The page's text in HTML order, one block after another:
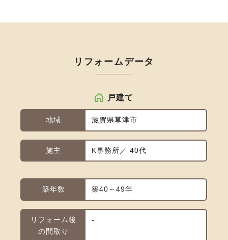
リフォームデータ
戸建て
地域 滋賀県草津市
施主 K事務所／ 40代
築年数 築40～49年
リフォーム後
の間取り
-